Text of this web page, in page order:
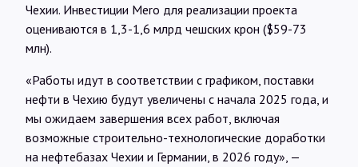
Чехии. Инвестиции Mero для реализации проекта
оцениваются в 1,3-1,6 млрд чешских крон ($59-73
млн).
«Работы идут в соответствии с графиком, поставки
нефти в Чехию будут увеличены с начала 2025 года, и
мы ожидаем завершения всех работ, включая
возможные строительно-технологические доработки
на нефтебазах Чехии и Германии, в 2026 году», —